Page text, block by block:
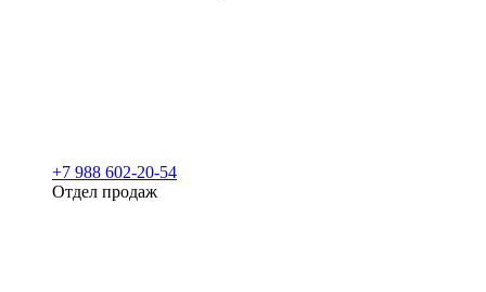
+7 988 602-20-54
Отдел продаж